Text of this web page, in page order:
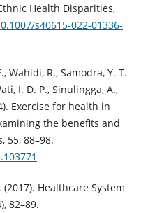
Health Disparities,
s40615-022-01336-
Wahidi, R., Samodra, Y. T.
I. D. P., Sinulingga, A.,
Exercise for health in
the benefits and
55, 88–98.
Healthcare System
82–89.